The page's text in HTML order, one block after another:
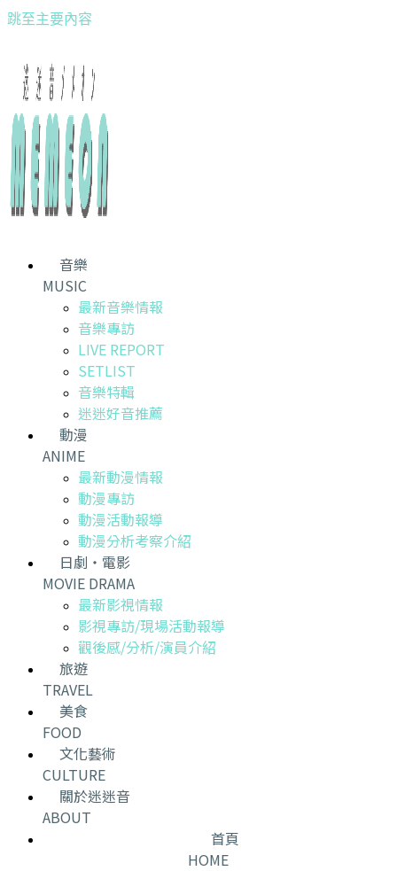
跳至主要內容
音樂
MUSIC
最新音樂情報
音樂專訪
LIVE REPORT
SETLIST
音樂特輯
迷迷好音推薦
動漫
ANIME
最新動漫情報
動漫專訪
動漫活動報導
動漫分析考察介紹
日劇・電影
MOVIE DRAMA
最新影視情報
影視專訪/現場活動報導
觀後感/分析/演員介紹
旅遊
TRAVEL
美食
FOOD
文化藝術
CULTURE
關於迷迷音
ABOUT
首頁
HOME